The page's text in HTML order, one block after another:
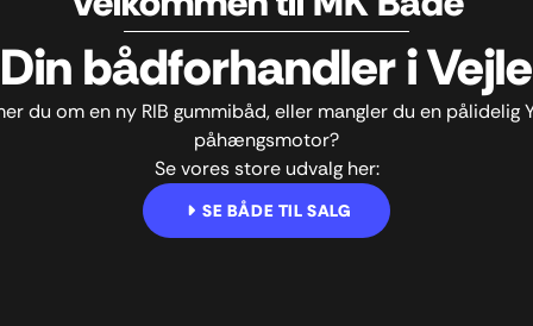
Din bådforhandler i Vejle
du om en ny RIB gummibåd, eller mangler du en pålidelig
påhængsmotor?
Se vores store udvalg her:
SE BÅDE TIL SALG